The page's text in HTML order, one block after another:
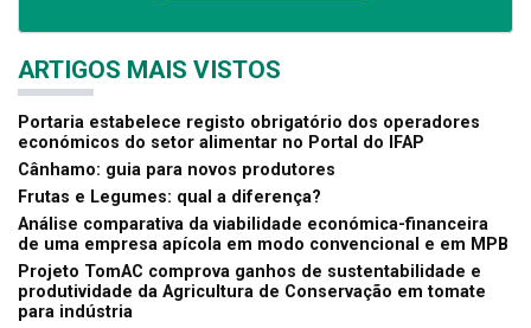
ARTIGOS MAIS VISTOS
Portaria estabelece registo obrigatório dos operadores
económicos do setor alimentar no Portal do IFAP
Cânhamo: guia para novos produtores
Frutas e Legumes: qual a diferença?
Análise comparativa da viabilidade económica-financeira
de uma empresa apícola em modo convencional e em MPB
Projeto TomAC comprova ganhos de sustentabilidade e
produtividade da Agricultura de Conservação em tomate
para indústria